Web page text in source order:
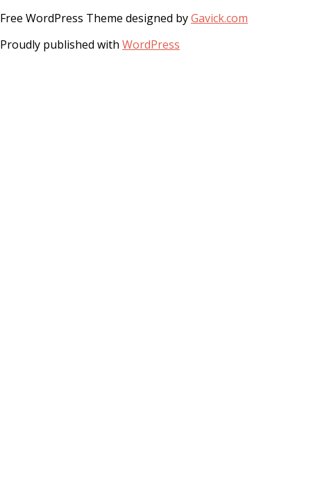
Free WordPress Theme designed byGavick.com
Proudly published with WordPress